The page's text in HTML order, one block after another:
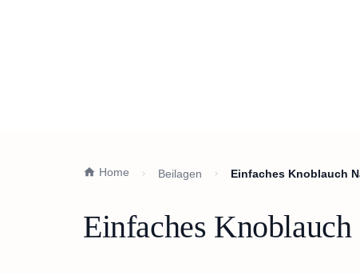
Home Beilagen Einfaches Knoblauch
Einfaches